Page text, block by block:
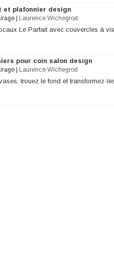
et plafonnier design
Laurence Wichegrod
Le Parfait avec couvercles à
pour coin salon design
Laurence Wichegrod
trouez le fond et transformez-